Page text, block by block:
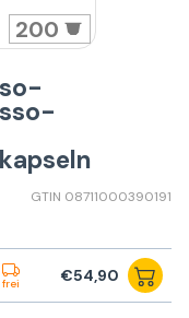
200
GTIN 08711000390191
frei €54,90